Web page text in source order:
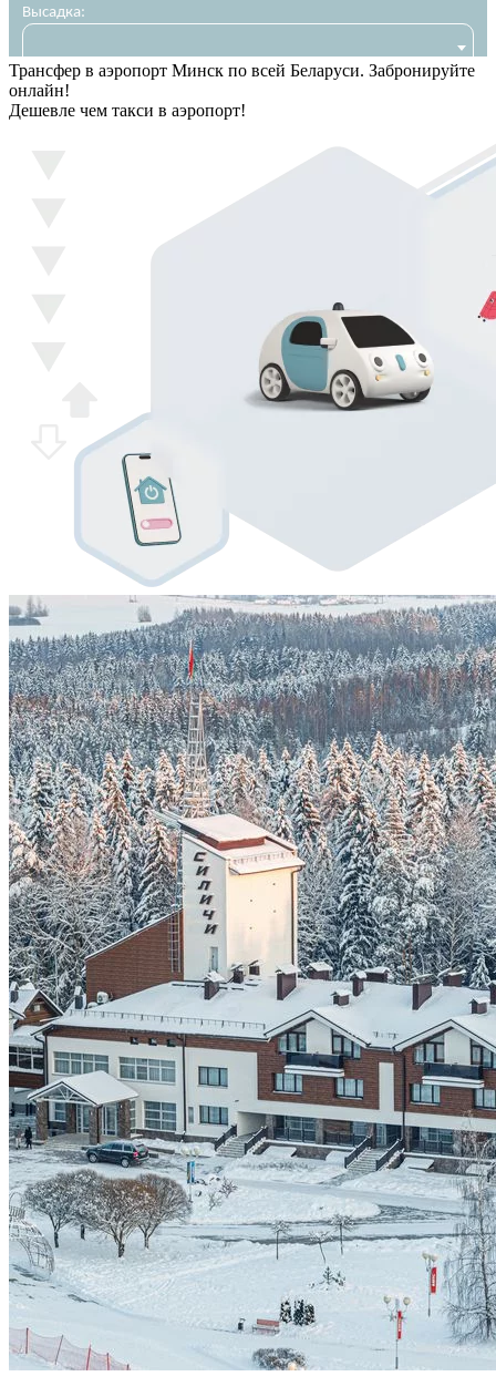
Трансфер в аэропорт Минск по всей Беларуси. Забронируйте
онлайн!
Дешевле чем такси в аэропорт!